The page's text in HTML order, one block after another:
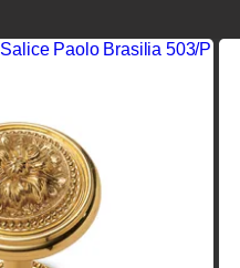
Paolo Brasilia 503/P